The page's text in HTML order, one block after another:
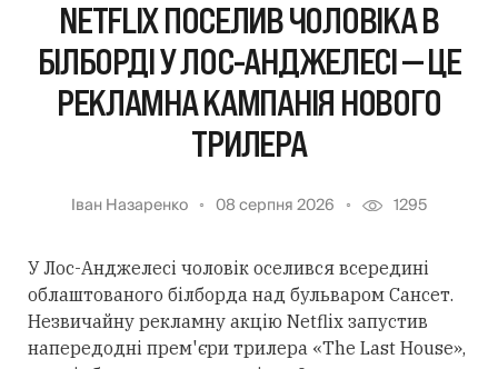
NETFLIX ПОСЕЛИВ ЧОЛОВІКА В
БІЛБОРДІ У ЛОС-АНДЖЕЛЕСІ — ЦЕ
РЕКЛАМНА КАМПАНІЯ НОВОГО
ТРИЛЕРА
Іван Назаренко 08 серпня 2026 1295
У Лос-Анджелесі чоловік оселився всередині
облаштованого білборда над бульваром Сансет.
Незвичайну рекламну акцію Netflix запустив
напередодні прем'єри трилера «The Last House»,